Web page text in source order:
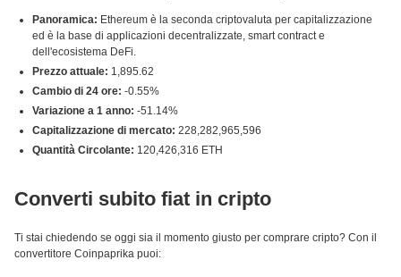
Panoramica: Ethereum è la seconda criptovaluta per capitalizzazione
ed è la base di applicazioni decentralizzate, smart contract e
dell'ecosistema DeFi.
Prezzo attuale: 1,895.62
Cambio di 24 ore: -0.55%
Variazione a 1 anno: -51.14%
Capitalizzazione di mercato: 228,282,965,596
Quantità Circolante: 120,426,316 ETH
Converti subito fiat in cripto
Ti stai chiedendo se oggi sia il momento giusto per comprare cripto? Con il
convertitore Coinpaprika puoi: